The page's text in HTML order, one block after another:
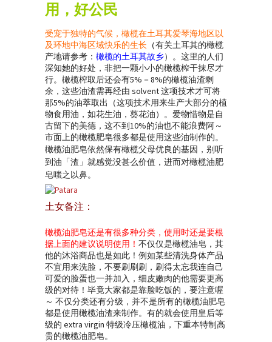
用，好公民
受宠于独特的气候，橄榄在土耳其爱琴海地区以
及环地中海区域快乐的生长 （有关土耳其的橄榄
产地请参考： 橄榄的土耳其故乡）。这里的人们
深知她的好处，非把一颗小小的橄榄榨干抹尽才
行。橄榄榨取后还会有5%－8%的橄榄油渣剩
余，这些油渣需再经由 solvent 这项技术才可将
那5%的油萃取出（这项技术用来生产大部分的植
物食用油，如花生油，葵花油）。爱物惜物是自
古留下的美德，这不到10%的油也不能浪费阿～
市面上的橄榄肥皂很多都是使用这些油制作的。
橄榄油肥皂依然保有橄榄父母优良的基因，别听
到油「渣」就感觉没甚么价值，进而对橄榄油肥
皂嗤之以鼻。
土女备注：
橄榄油肥皂还是有很多种分类，使用时还是要根
据上面的建议说明使用！ 不仅仅是橄榄油皂，其
他的沐浴商品也是如此！例如某些清洗身体产品
不宜用来洗脸，不要刷刷刷，刷得太忘我连自己
可爱的脸蛋也一并加入，细皮嫩肉的他需要更高
级的对待！毕竟大家都是靠脸吃饭的，要注意喔
～ 不仅分类还有分级，并不是所有的橄榄油肥皂
都是使用橄榄油渣来制作。有的就会使用皇后等
级的 extra virgin 特级冷压橄榄油，下重本特制高
贵的橄榄油肥皂。